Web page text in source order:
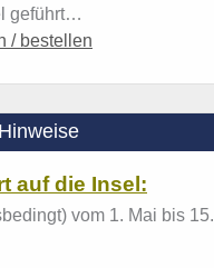
geführt…
/ bestellen
auf die Insel:
vom 1. Mai bis 15.